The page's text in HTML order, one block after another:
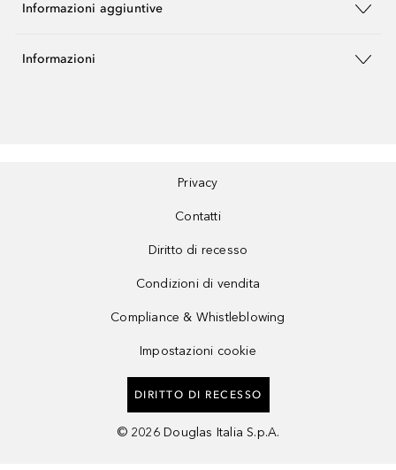
Informazioni aggiuntive
Informazioni
Privacy
Contatti
Diritto di recesso
Condizioni di vendita
Compliance & Whistleblowing
Impostazioni cookie
DIRITTO DI RECESSO
© 2026 Douglas Italia S.p.A.